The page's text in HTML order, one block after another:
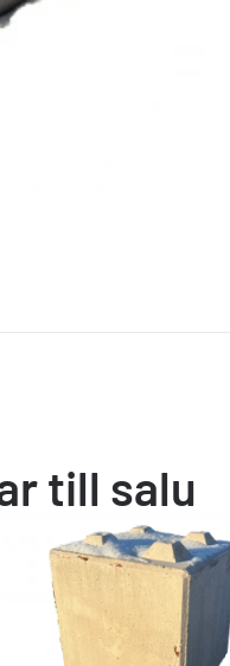
till salu